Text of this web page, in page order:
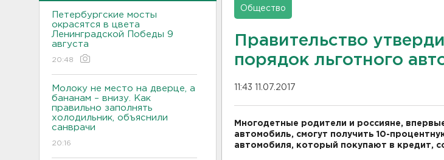
Петербургские мосты
окрасятся в цвета
Ленинградской Победы 9
августа
20:48
Молоку не место на дверце, а
бананам – внизу. Как
правильно заполнять
холодильник, объяснили
санврачи
20:16
Общество
Правительство
порядок льготного
11:43 11.07.2017
Многодетные родители и россияне,
автомобиль, смогут получить 10-
автомобиля, который покупают в кредит,